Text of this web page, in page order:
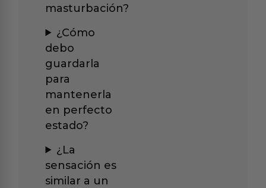
masturbación?
¿Cómo
debo
guardarla
para
mantenerla
en perfecto
estado?
¿La
sensación es
similar a un